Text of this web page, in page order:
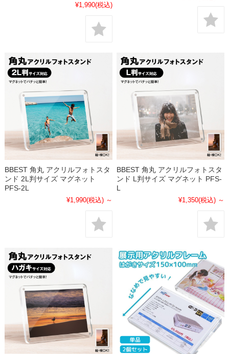
¥1,990(税込)
BBEST 角丸 アクリルフォトスタ
ンド 2L判サイズ マグネット
PFS-2L
¥1,990(税込) ～
BBEST 角丸 アクリルフォトスタ
ンド L判サイズ マグネット PFS-
L
¥1,350(税込) ～